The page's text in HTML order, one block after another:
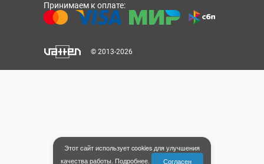
Принимаем к оплате:
© 2013-2026
Этот сайт использует cookies для улучшения
качества работы. Подробнее. Согласен